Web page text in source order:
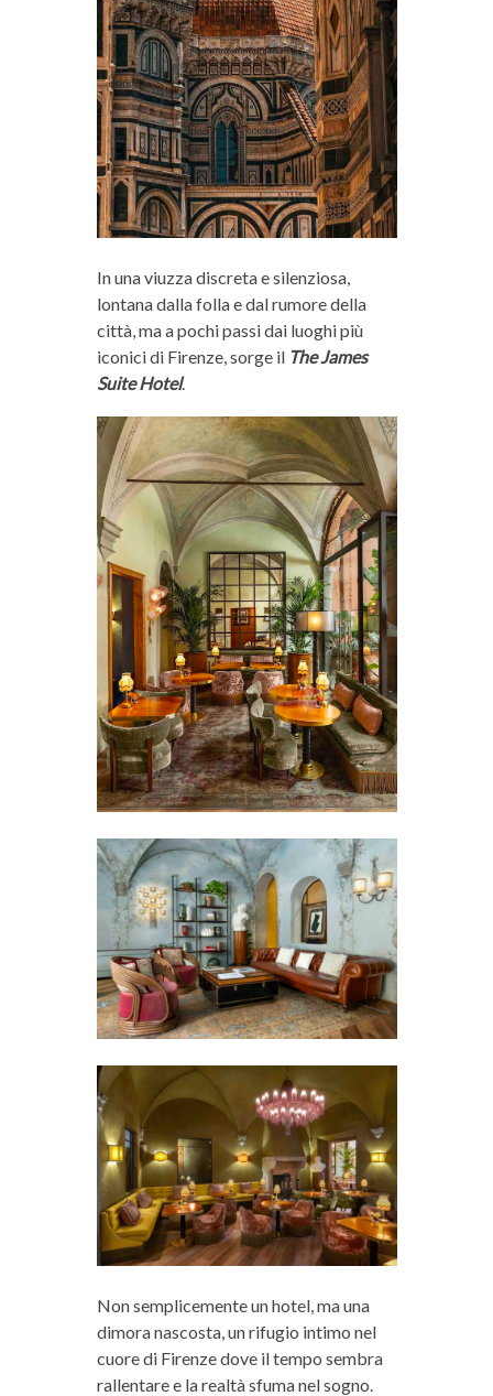
In una viuzza discreta e silenziosa,
lontana dalla folla e dal rumore della
città, ma a pochi passi dai luoghi più
iconici di Firenze, sorge il The James
Suite Hotel.
Non semplicemente un hotel, ma una
dimora nascosta, un rifugio intimo nel
cuore di Firenze dove il tempo sembra
rallentare e la realtà sfuma nel sogno.